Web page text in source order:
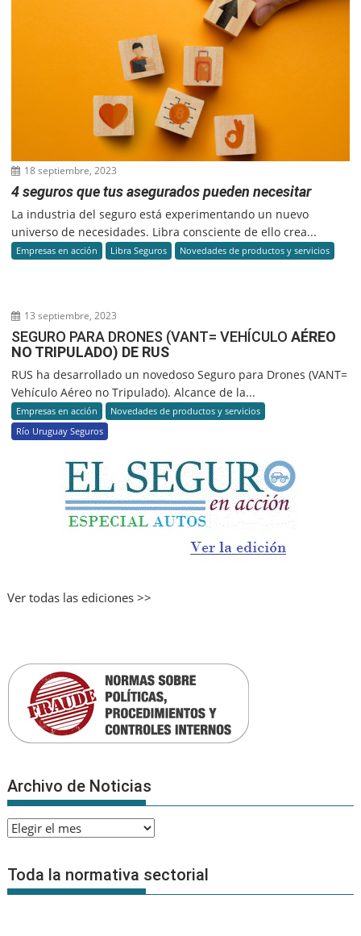
18 septiembre, 2023
4 seguros que tus asegurados pueden necesitar
La industria del seguro está experimentando un nuevo
universo de necesidades. Libra consciente de ello crea...
Empresas en acción Libra Seguros Novedades de productos y servicios
13 septiembre, 2023
SEGURO PARA DRONES (VANT= VEHÍCULOAÉREO
NO TRIPULADO) DE RUS
RUS ha desarrollado un novedoso Seguro para Drones (VANT=
Vehículo Aéreo no Tripulado). Alcance de la...
Empresas en acción
Novedades de productos y servicios
Río Uruguay Seguros
Ver todas las ediciones >>
Archivo de Noticias
Archivo
Noticias
Toda la normativa sectorial